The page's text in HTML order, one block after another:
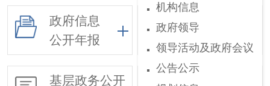
机构信息
政府领导
领导活动及政府会议
公告公示
政府信息
公开年报
依申请公开
基层政务公开
惠民惠农财政